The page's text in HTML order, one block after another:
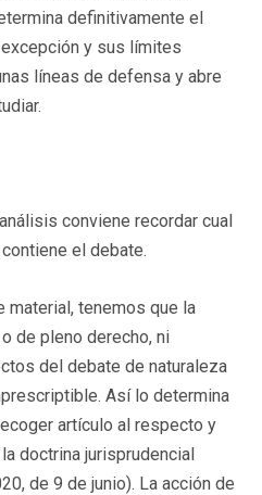
definitivamente el
y sus límites
líneas de defensa y abre
conviene recordar cual
el debate.
material, tenemos que la
de pleno derecho, ni
del debate de naturaleza
Así lo determina
artículo al respecto y
doctrina jurisprudencial
de 9 de junio). La acción de